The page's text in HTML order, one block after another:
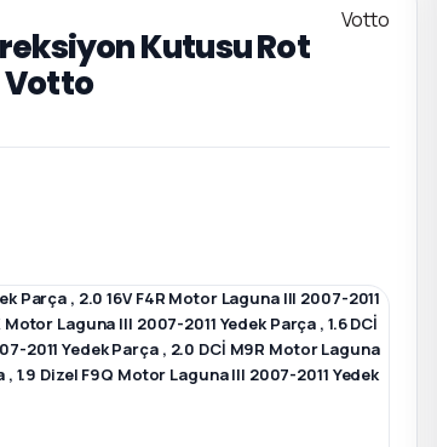
Kutusu Rot
Votto
Votto
Parça , 2.0 16V F4R Motor Laguna III 2007-2011
Motor Laguna III 2007-2011 Yedek Parça , 1.6 DCİ
2011 Yedek Parça , 2.0 DCİ M9R Motor Laguna
, 1.9 Dizel F9Q Motor Laguna III 2007-2011 Yedek